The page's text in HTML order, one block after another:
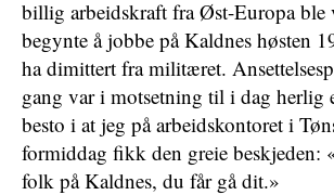
billig arbeidskraft­ fra Øst-Europa ble
begynte å jobbe på Kaldnes høsten
ha dimittert fra militæret.
gang var i motsetning til i dag herlig
besto i at jeg på arbeidskontoret i
formiddag fikk den greie beskjeden:
folk på Kaldnes, du får gå dit.»